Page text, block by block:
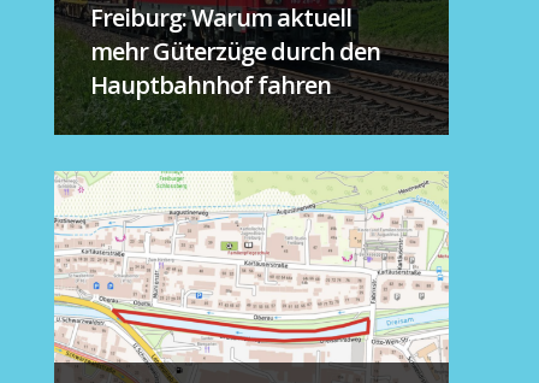
Freiburg: Warum aktuell
mehr Güterzüge durch den
Hauptbahnhof fahren